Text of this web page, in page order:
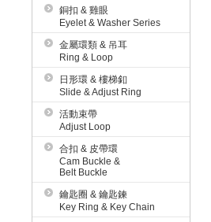
銅扣 & 雞眼
Eyelet & Washer Series
金屬環類 & 吊耳
Ring & Loop
日形環 & 樓梯釦
Slide & Adjust Ring
活動束帶
Adjust Loop
合扣 & 皮帶環
Cam Buckle &
Belt Buckle
鑰匙圈 & 鑰匙鍊
Key Ring & Key Chain